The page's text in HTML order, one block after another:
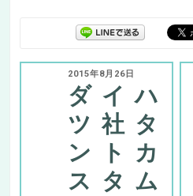
2015年8月26日
ダイハ
ツ社タ
ントカ
スタム